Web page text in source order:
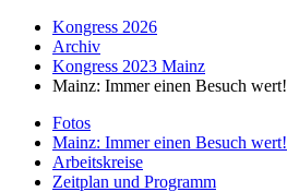
Kongress 2026
Archiv
Kongress 2023 Mainz
Mainz: Immer einen Besuch wert!
Fotos
Mainz: Immer einen Besuch wert!
Arbeitskreise
Zeitplan und Programm